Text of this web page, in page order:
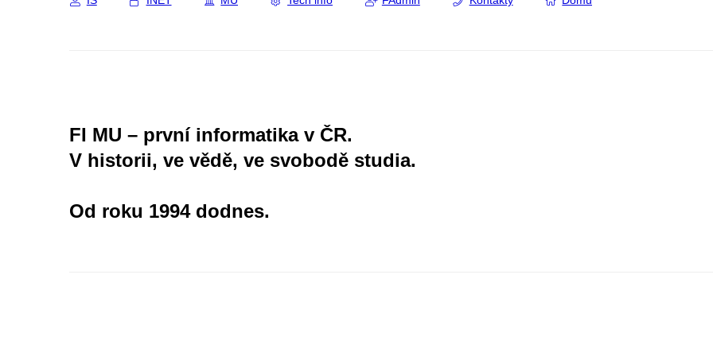
FI MU – první informatika v ČR.
V historii, ve vědě, ve svobodě studia.
Od roku 1994 dodnes.